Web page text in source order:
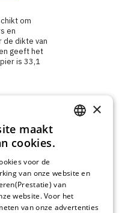
om
en
dikte van
geeft het
is 33,1
inch,
| 4 rollen
A0
GERMAN
×
maakt
cookies.
voor de
van onze website en
van
website. Voor het
van onze advertenties